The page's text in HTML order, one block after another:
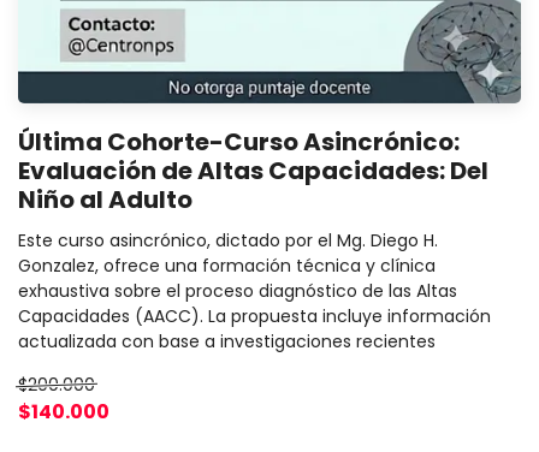
Última Cohorte-Curso Asincrónico:
Evaluación de Altas Capacidades: Del
Niño al Adulto
Este curso asincrónico, dictado por el Mg. Diego H.
Gonzalez, ofrece una formación técnica y clínica
exhaustiva sobre el proceso diagnóstico de las Altas
Capacidades (AACC). La propuesta incluye información
actualizada con base a investigaciones recientes
$200.000
$140.000